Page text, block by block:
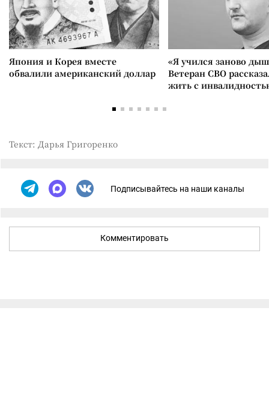
Япония и Корея вместе
обвалили американский доллар
«Я учился заново
Ветеран СВО
жить с
Текст: Дарья Григоренко
Подписывайтесь на наши каналы
Комментировать